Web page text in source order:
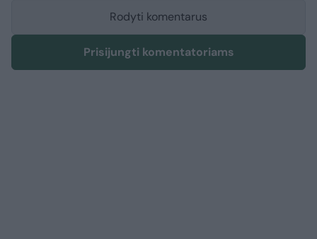
Rodyti komentarus
Prisijungti komentatoriams